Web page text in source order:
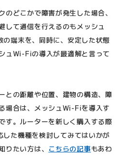
のどこかで障害が発生した場合、
して通信を行えるのもメッシュ
端末を、同時に、安定した状態
ュWi-Fiの導入が最適解と言って
との距離や位置、建物の構造、障
場合は、メッシュWi-Fiを導入す
す。ルーターを新しく購入する際
た機種を検討してみてはいかが
りたい方は、 こちらの記事もあわ